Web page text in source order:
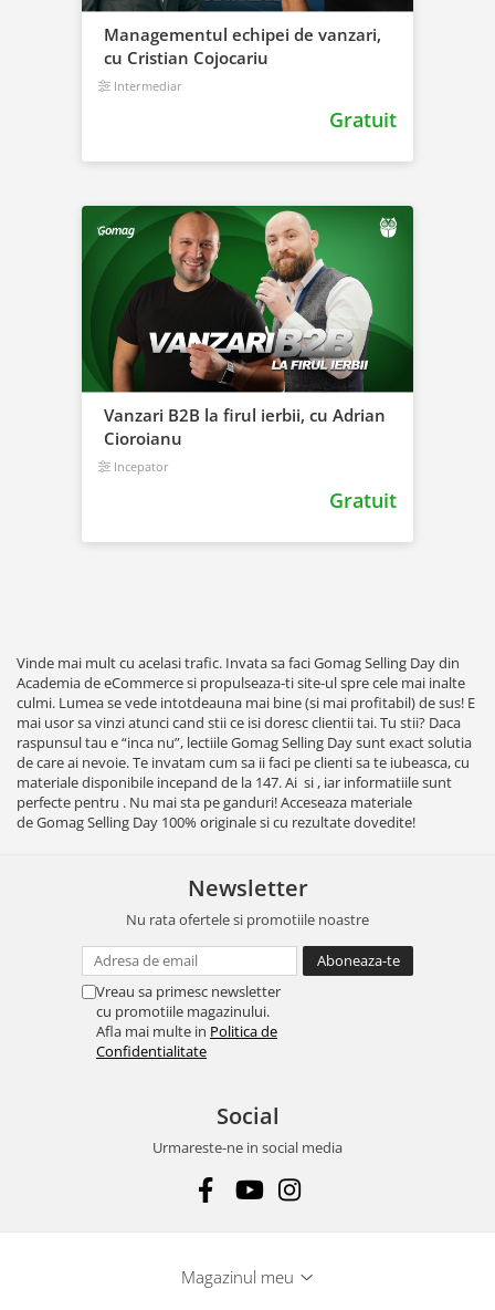
Managementul echipei de vanzari,
cu Cristian Cojocariu
Intermediar
Gratuit
Vanzari B2B la firul ierbii, cu Adrian
Cioroianu
Incepator
Gratuit
Vinde mai mult cu acelasi trafic. Invata sa faci Gomag Selling Day din
Academia de eCommerce si propulseaza-ti site-ul spre cele mai inalte
culmi. Lumea se vede intotdeauna mai bine (si mai profitabil) de sus! E
mai usor sa vinzi atunci cand stii ce isi doresc clientii tai. Tu stii? Daca
raspunsul tau e “inca nu”, lectiile Gomag Selling Day sunt exact solutia
de care ai nevoie. Te invatam cum sa ii faci pe clienti sa te iubeasca, cu
materiale disponibile incepand de la 147. Ai si , iar informatiile sunt
perfecte pentru . Nu mai sta pe ganduri! Acceseaza materiale
de Gomag Selling Day 100% originale si cu rezultate dovedite!
Newsletter
Nu rata ofertele si promotiile noastre
Vreau sa primesc newsletter
cu promotiile magazinului.
Afla mai multe in Politica de
Confidentialitate
Social
Urmareste-ne in social media
Magazinul meu